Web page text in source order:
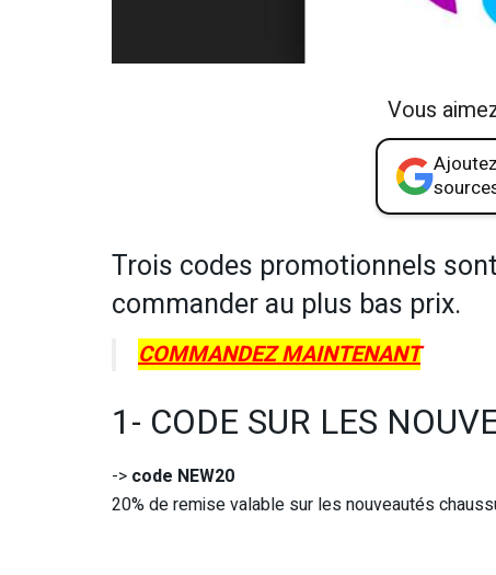
Vous
Trois codes promotionnels
commander au plus bas prix.
COMMANDEZ MAINTENANT
1- CODE SUR LES
-> code NEW20
20% de remise valable sur les nouveautés